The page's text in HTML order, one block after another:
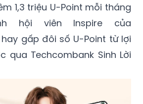
1,3 triệu U-Point mỗi tháng
hội viên Inspire của
gấp đôi số U-Point từ lợi
qua Techcombank Sinh Lời